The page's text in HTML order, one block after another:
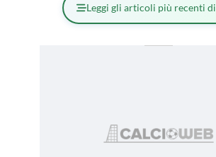
Leggi gli articoli più recenti di